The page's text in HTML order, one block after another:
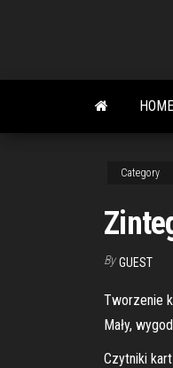
content
HOME
Category
By GUEST
Tworzenie
Mały,
Czytniki